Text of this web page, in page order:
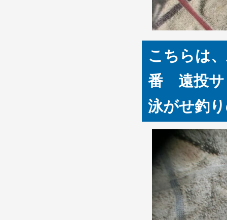
こちらは
番 遠投サ
泳がせ釣